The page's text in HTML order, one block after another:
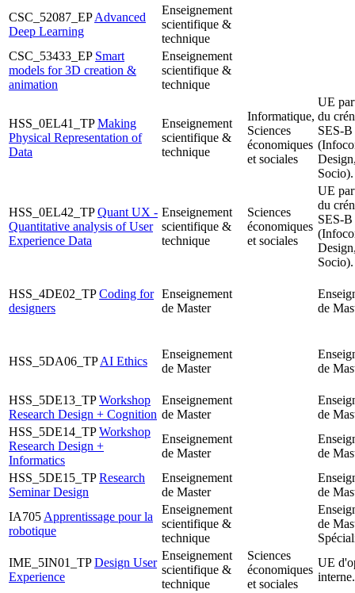
CSC_52087_EP Advanced
Deep Learning
Enseignement
scientifique &
technique
CSC_53433_EP Smart
models for 3D creation &
animation
Enseignement
scientifique &
technique
HSS_0EL41_TP Making
Physical Representation of
Data
Enseignement
scientifique &
technique
Informatique,
Sciences
économiques
et sociales
UE
du
SES-B
Socio).
HSS_0EL42_TP Quant UX -
Quantitative analysis of User
Experience Data
Enseignement
scientifique &
technique
Sciences
économiques
et sociales
UE
du
SES-B
Socio).
HSS_4DE02_TP Coding for
designers
Enseignement
de Master
de
HSS_5DA06_TP AI Ethics
Enseignement
de Master
de
HSS_5DE13_TP Workshop
Research Design + Cognition
Enseignement
de Master
de
HSS_5DE14_TP Workshop
Research Design +
Informatics
Enseignement
de Master
de
HSS_5DE15_TP Research
Seminar Design
Enseignement
de Master
de
IA705 Apprentissage pour la
robotique
Enseignement
scientifique &
technique
de
IME_5IN01_TP Design User
Experience
Enseignement
scientifique &
technique
Sciences
économiques
et sociales
UE
interne.